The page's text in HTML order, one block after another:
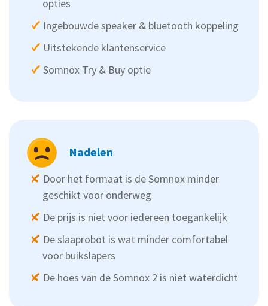
opties
Ingebouwde speaker & bluetooth koppeling
Uitstekende klantenservice
Somnox Try & Buy optie
Nadelen
Door het formaat is de Somnox minder
geschikt voor onderweg
De prijs is niet voor iedereen toegankelijk
De slaaprobot is wat minder comfortabel
voor buikslapers
De hoes van de Somnox 2 is niet waterdicht